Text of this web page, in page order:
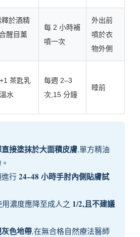
釋於酒精
醒目薰
每 2 小時補
噴一次
外出前
噴於衣
物外側
茶匙乳
水
每週 2–3
次,15 分鐘
睡前
接塗抹於大面積皮膚,單方精油
行 24–48 小時手肘內側貼膚試
濃度應降至成人之 1/2,且不建議
色地帶,在無合格自然療法醫師